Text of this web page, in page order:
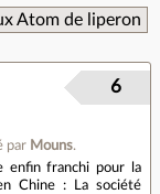
Atom de liperon
par Mouns.
6
enfin franchi pour la
Chine : La société